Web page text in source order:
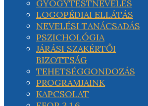
GYÓGYTESTNEVELÉS
LOGOPÉDIAI ELLÁTÁS
NEVELÉSI TANÁCSADÁS
PSZICHOLÓGIA
JÁRÁSI SZAKÉRTŐI
BIZOTTSÁG
TEHETSÉGGONDOZÁS
PROGRAMJAINK
KAPCSOLAT